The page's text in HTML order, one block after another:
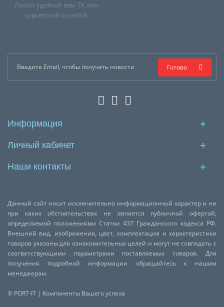
Любой удобной вам ТК или
курьерской службой
Готово
Информация
Личный кабинет
Наши контакты
Данный сайт носит исключительно информационный характер и ни
при каких обстоятельствах не является публичной офертой,
определяемой положениями Статьи 437 Гражданского кодекса РФ.
Внешний вид, изображения, цвет, комплектация и характеристики
товаров указаны для ознакомительных целей и могут не совпадать с
соответствующими параметрами поставляемых товаров. Для
получения подробной информации обращайтесь к нашим
менеджерам.
© PORT-IT | Компоненты Вашего успеха